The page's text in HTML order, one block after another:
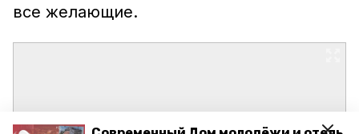
все желающие.